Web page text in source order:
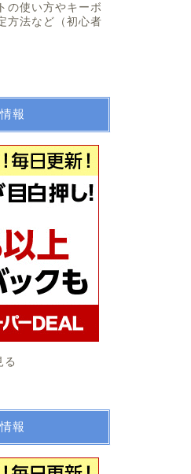
の使い方やキーボ
方法など（初心者
報
る
報